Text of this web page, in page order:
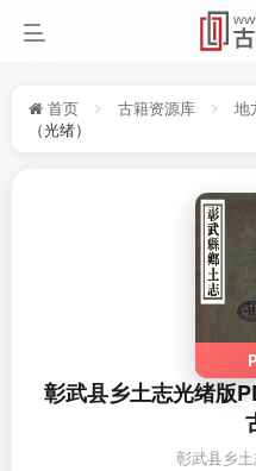
首页 古籍资源库 地
（光绪）
彰武县乡土志光绪版
彰武县乡